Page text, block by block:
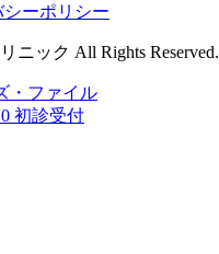
シーポリシー
ニック All Rights Reserved.
初診受付